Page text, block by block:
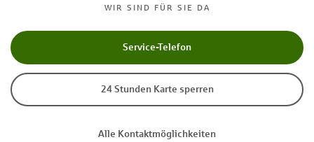
WIR SIND FÜR SIE DA
Service-Telefon
24 Stunden Karte sperren
Alle Kontaktmöglichkeiten